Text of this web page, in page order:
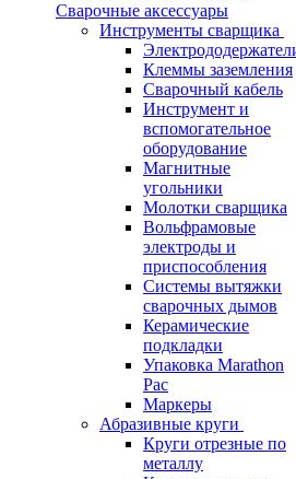
Сварочные аксессуары
Инструменты сварщика
Клеммы заземления
Сварочный кабель
Инструмент и
вспомогательное
оборудование
Магнитные
угольники
Молотки сварщика
Вольфрамовые
электроды и
приспособления
Системы вытяжки
сварочных дымов
Керамические
подкладки
Упаковка Marathon
Pac
Маркеры
Абразивные круги
Круги отрезные по
металлу